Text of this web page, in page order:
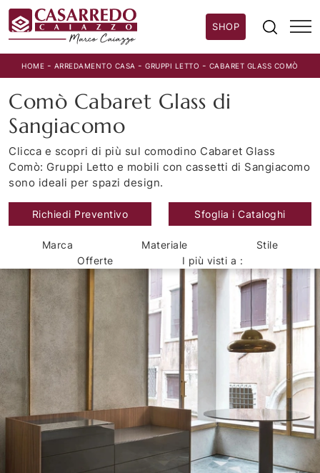
SHOP
HOME - ARREDAMENTO CASA -GRUPPI LETTO - CABARET GLASS COMÒ
Comò Cabaret Glass di
Sangiacomo
Clicca e scopri di più sul comodino Cabaret Glass
Comò: Gruppi Letto e mobili con cassetti di Sangiacomo
sono ideali per spazi design.
Richiedi Preventivo Sfoglia i Cataloghi
Marca Materiale
Stile
Offerte
I più visti a :